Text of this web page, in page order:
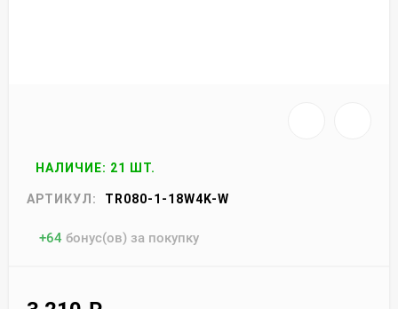
НАЛИЧИЕ: 21 ШТ.
АРТИКУЛ: TR080-1-18W4K-W
+64 бонус(ов) за покупку